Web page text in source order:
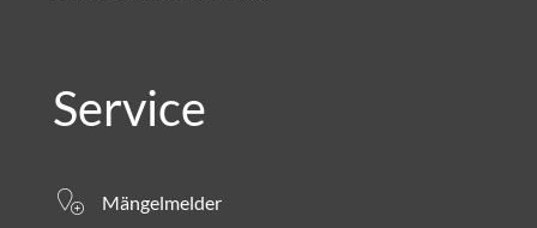
Service
Mängelmelder